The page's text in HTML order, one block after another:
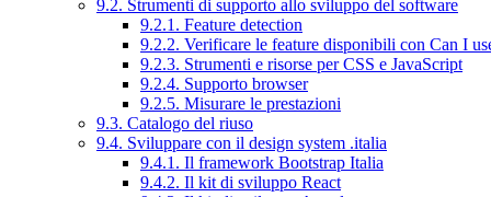
9.2. Strumenti di supporto allo sviluppo del software
9.2.1. Feature detection
9.2.2. Verificare le feature disponibili con Can I
9.2.3. Strumenti e risorse per CSS e JavaScript
9.2.4. Supporto browser
9.2.5. Misurare le prestazioni
9.3. Catalogo del riuso
9.4. Sviluppare con il design system .italia
9.4.1. Il framework Bootstrap Italia
9.4.2. Il kit di sviluppo React